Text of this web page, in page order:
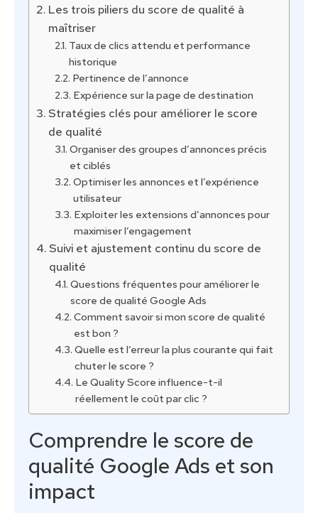
Les trois piliers du score de qualité à
maîtriser
Taux de clics attendu et performance
historique
Pertinence de l’annonce
Expérience sur la page de destination
Stratégies clés pour améliorer le score
de qualité
Organiser des groupes d’annonces précis
et ciblés
Optimiser les annonces et l’expérience
utilisateur
Exploiter les extensions d’annonces pour
maximiser l’engagement
Suivi et ajustement continu du score de
qualité
Questions fréquentes pour améliorer le
score de qualité Google Ads
Comment savoir si mon score de qualité
est bon ?
Quelle est l’erreur la plus courante qui fait
chuter le score ?
Le Quality Score influence-t-il
réellement le coût par clic ?
Comprendre le score de
qualité Google Ads et son
impact